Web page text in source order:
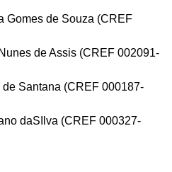
Gomes de Souza (CREF
de Assis (CREF 002091-
de Santana (CREF 000187-
daSIlva (CREF 000327-